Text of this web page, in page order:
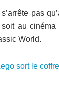
pas
au
World.
sort le